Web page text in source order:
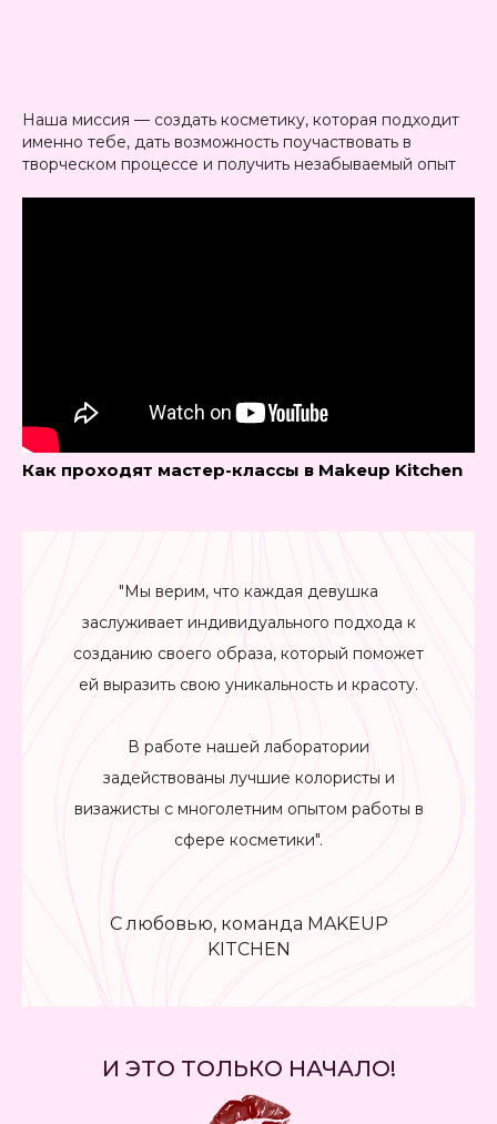
Наша миссия — создать косметику, которая подходит
именно тебе, дать возможность поучаствовать в
творческом процессе и получить незабываемый опыт
Как проходят мастер-классы в Makeup Kitchen
"Мы верим, что каждая девушка
заслуживает индивидуального подхода к
созданию своего образа, который поможет
ей выразить свою уникальность и красоту.
В работе нашей лаборатории
задействованы лучшие колористы и
визажисты с многолетним опытом работы в
сфере косметики".
С любовью, команда MAKEUP
KITCHEN
И ЭТО ТОЛЬКО НАЧАЛО!